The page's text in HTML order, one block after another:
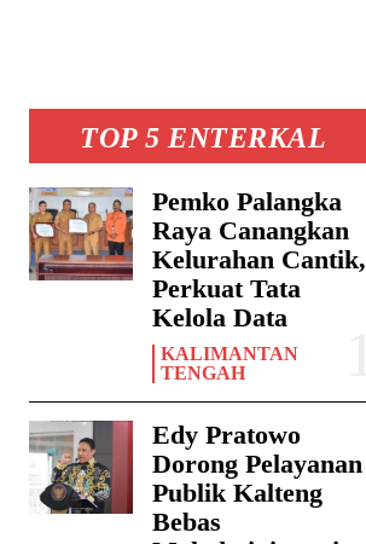
TOP 5 ENTERKAL
Pemko Palangka
Raya Canangkan
Kelurahan Cantik,
Perkuat Tata
Kelola Data
KALIMANTAN
TENGAH
Edy Pratowo
Dorong Pelayanan
Publik Kalteng
Bebas